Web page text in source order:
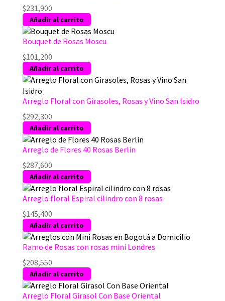
$231,900
Añadir al carrito
Bouquet de Rosas Moscu
$101,200
Añadir al carrito
Arreglo Floral con Girasoles, Rosas y Vino San Isidro
$292,300
Añadir al carrito
Arreglo de Flores 40 Rosas Berlin
$287,600
Añadir al carrito
Arreglo floral Espiral cilindro con 8 rosas
$145,400
Añadir al carrito
Ramo de Rosas con rosas mini Londres
$208,550
Añadir al carrito
Arreglo Floral Girasol Con Base Oriental